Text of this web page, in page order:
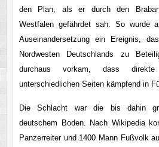
den Plan, als er durch den
Westfalen gefährdet sah. So wurde
Auseinandersetzung ein Ereignis,
Nordwesten Deutschlands zu
durchaus vorkam, dass
unterschiedlichen Seiten kämpfend in
Die Schlacht war die bis dahin
deutschem Boden. Nach Wikipedia
Panzerreiter und 1400 Mann Fußvolk